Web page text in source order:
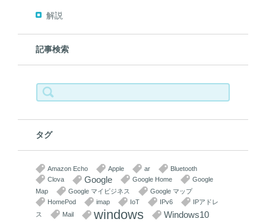
解説
記事検索
検
索:
タグ
Amazon Echo Apple ar
Bluetooth
Clova
Google Google Home
Google
Map
Google マイビジネス
Google マップ
HomePod
imap IoT IPv6
IPアドレ
ス
Mail windows Windows10